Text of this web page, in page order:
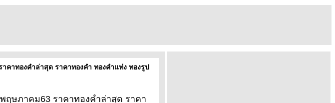
คาทองคำล่าสุด ราคาทองคำ ทองคำแท่ง ทองรูป
ฤษภาคม63 ราคาทองคำล่าสุด ราคา